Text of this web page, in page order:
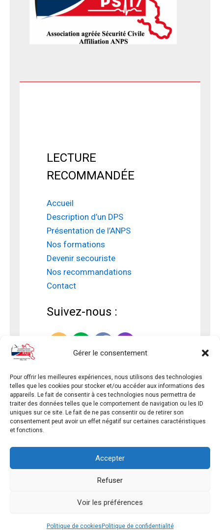
Gérer le consentement
Pour offrir les meilleures expériences, nous utilisons des technologies
telles que les cookies pour stocker et/ou accéder aux informations des
appareils. Le fait de consentir à ces technologies nous permettra de
traiter des données telles que le comportement de navigation ou les ID
uniques sur ce site. Le fait de ne pas consentir ou de retirer son
consentement peut avoir un effet négatif sur certaines caractéristiques
et fonctions.
Accepter
Refuser
Voir les préférences
Politique de cookies Politique de confidentialité
LECTURE
RECOMMANDÉE
Accueil
Description d’un DPS
Présentation de l’ANPS
Nos formations
Devenir secouriste
Nos recommandations
Contact
Suivez-nous :
Copyright © 2026 - PREMIERS SECOURS 17 - Tous
droits réservés